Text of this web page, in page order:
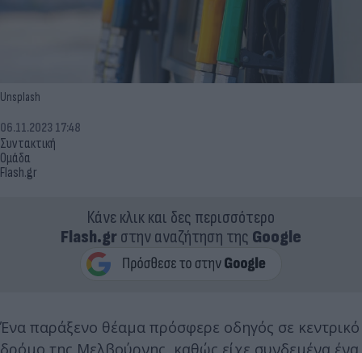
Unsplash
Συντακτική
Ομάδα
Flash.gr
06.11.2023 17:48
Κάνε κλικ και δες περισσότερο
Flash.grστην αναζήτηση της Google
Ένα παράξενο θέαμα πρόσφερε οδηγός σε κεντρικό
δρόμο της Μελβούρνης, καθώς είχε συνδεμένα ένα